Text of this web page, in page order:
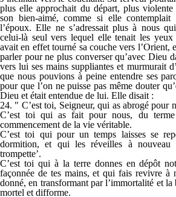
plus elle approchait du départ, plus violente
son bien-aimé, comme si elle contemplait
l’époux. Elle ne s’adressait plus à nous
celui-là seul vers lequel elle tenait les yeux
avait en effet tourné sa couche vers l’Orient,
parler pour ne plus converser qu’avec Dieu
vers lui ses mains suppliantes et murmurait
que nous pouvions à peine entendre ses
pour que l’on ne puisse pas même douter
Dieu et était entendue de lui. Elle disait :
24. " C’est toi, Seigneur, qui as abrogé pour
C’est toi qui as fait pour nous, du
commencement de la vie véritable.
C’est toi qui pour un temps laisses se
dormition, et qui les réveilles à nouveau
trompette’.
C’est toi qui à la terre donnes en dépôt
façonnée de tes mains, et qui fais revivre à
donné, en transformant par l’immortalité et la
mortel et difforme.